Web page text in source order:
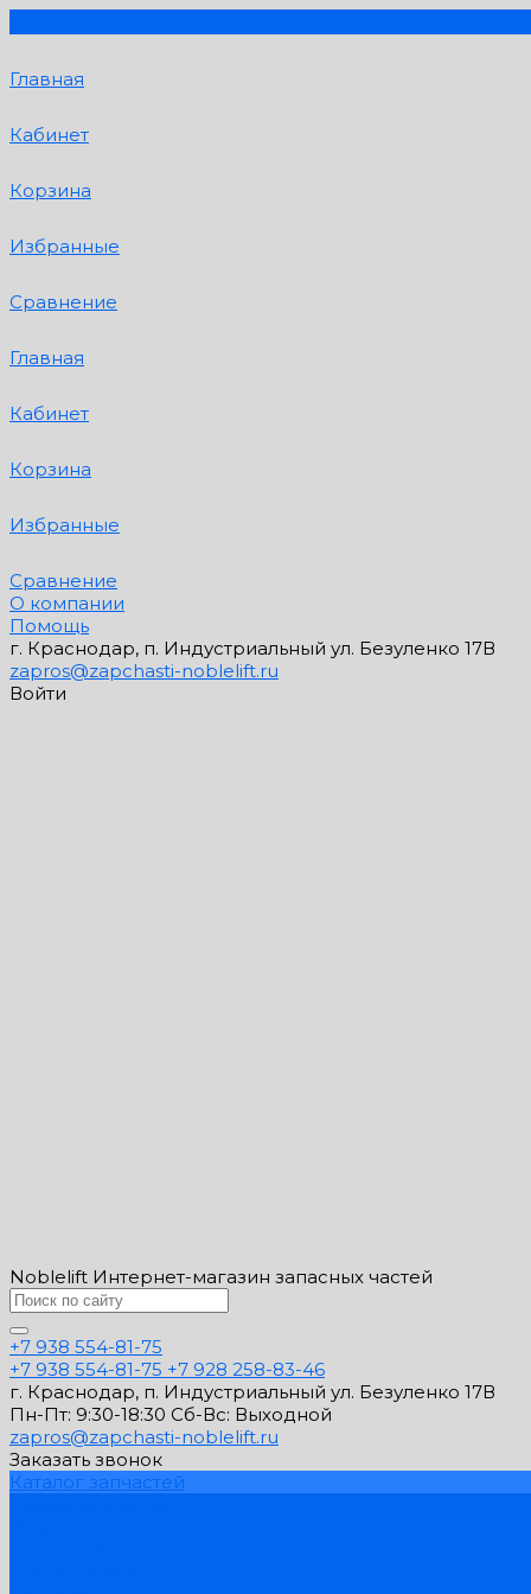
Главная
Кабинет
Корзина
Избранные
Сравнение
Главная
Кабинет
Корзина
Избранные
Сравнение
О компании
Помощь
г. Краснодар, п. Индустриальный ул. Безуленко 17В
zapros@zapchasti-noblelift.ru
Войти
Noblelift Интернет-магазин запасных частей
+7 938 554-81-75
+7 938 554-81-75 +7 928 258-83-46
г. Краснодар, п. Индустриальный ул. Безуленко 17В
Пн-Пт: 9:30-18:30 Cб-Вс: Выходной
zapros@zapchasti-noblelift.ru
Заказать звонок
Каталог запчастей